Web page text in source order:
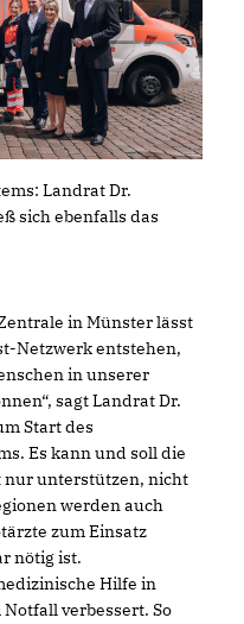
Landrat Dr.
sich ebenfalls das
in Münster lässt
Netzwerk entstehen,
in unserer
sagt Landrat Dr.
Start des
Es kann und soll die
nur unterstützen, nicht
werden auch
zum Einsatz
nötig ist.
Hilfe in
verbessert. So